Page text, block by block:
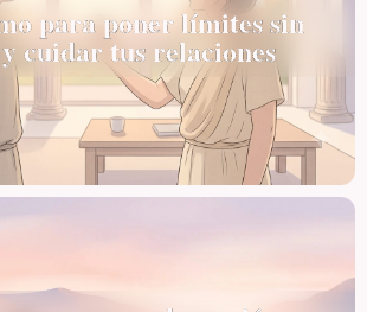
para poner límites sin
cuidar tus relaciones